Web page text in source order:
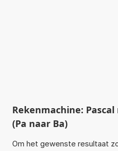
Rekenmachine:
(Pa naar Ba)
Om het gewenste resultaat